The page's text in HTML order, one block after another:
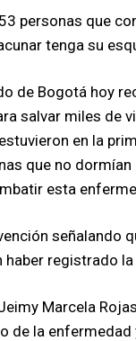
personas que
tenga su
de Bogotá hoy
salvar miles de
en la
que no
esta
señalando
haber registrado
Marcela
de la